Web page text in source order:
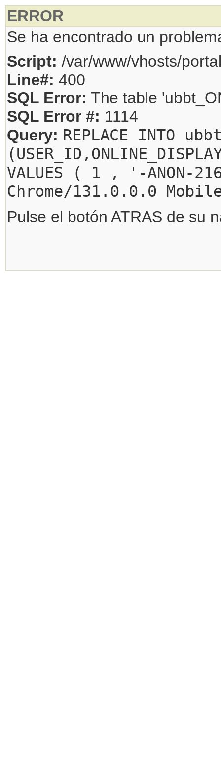
ERROR
Se ha encontrado un
Script: /var/www/vhosts/
Line#: 400
SQL Error: The table
SQL Error #: 1114
Query: REPLACE INTO
VALUES ( 1 , '-
Chrome/131.0.0.0
Pulse el botón ATRAS de su